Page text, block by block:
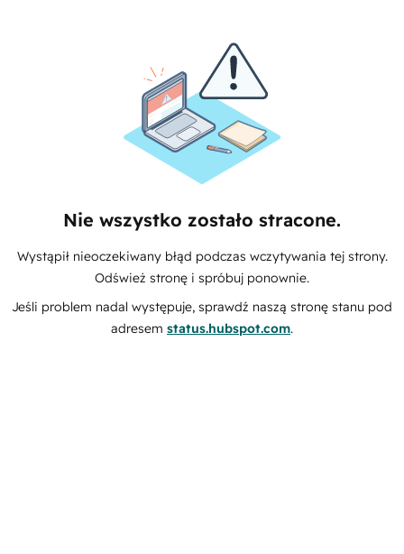
Nie wszystko zostało stracone.
Wystąpił nieoczekiwany błąd podczas wczytywania tej strony.
Odśwież stronę i spróbuj ponownie.
Jeśli problem nadal występuje, sprawdź naszą stronę stanu pod
adresem status.hubspot.com.